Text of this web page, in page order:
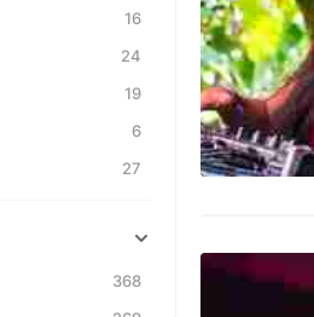
16
24
19
6
27
368